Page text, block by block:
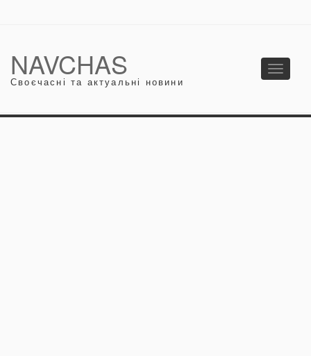
NAVCHAS
Своєчасні та актуальні новини
Toggle